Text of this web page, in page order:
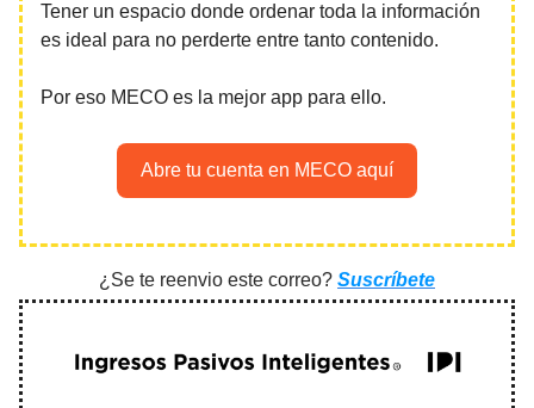
Tener un espacio donde ordenar toda la información
es ideal para no perderte entre tanto contenido.
Por eso MECO es la mejor app para ello.
Abre tu cuenta en MECO aquí
¿Se te reenvio este correo? Suscríbete